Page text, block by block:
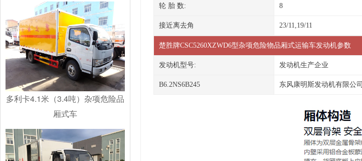
多利卡4.1米（3.4吨）杂项危险品
厢式车
轮 胎 数: 8
接近离去角 23/11,19/11
楚胜牌CSC5260XZWD6型杂项危险物品厢式运输车发动机参数
发动机型号: 发动机生产企业
B6.2NS6B245 东风康明斯发动机有限公司